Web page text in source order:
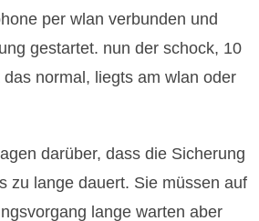
per wlan verbunden und
gestartet. nun der schock, 10
normal, liegts am wlan oder
darüber, dass die Sicherung
zu lange dauert. Sie müssen auf
lange warten aber